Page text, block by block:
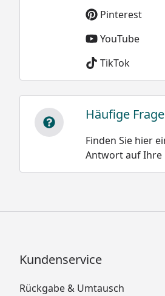
Pinterest
YouTube
TikTok
Häufige
Finden Sie hier
Antwort auf Ihre
Kundenservice
Rückgabe & Umtausch